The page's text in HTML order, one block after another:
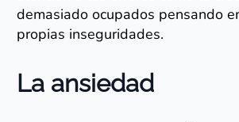
demasiado ocupados pensando
propias inseguridades.
La ansiedad